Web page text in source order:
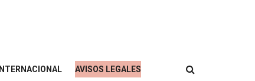
INTERNACIONAL AVISOS LEGALES